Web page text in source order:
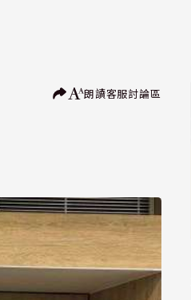
朗讀客服討論區